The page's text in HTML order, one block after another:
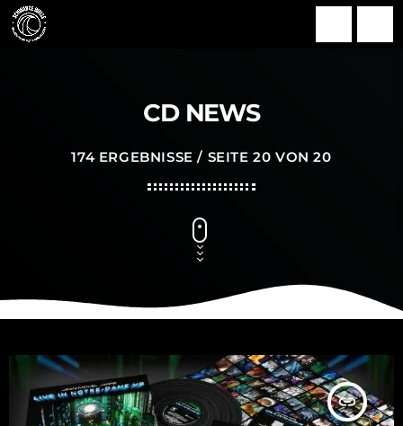
CD NEWS
174 ERGEBNISSE / SEITE 20 VON 20
insert_link